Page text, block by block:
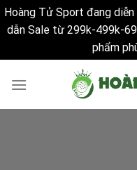
Hoàng Tử Sport đang
dẫn Sale từ 299k-499k-
phẩm